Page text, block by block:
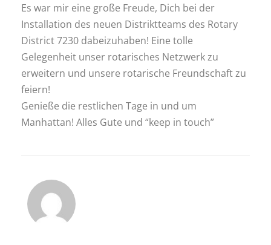
Es war mir eine große Freude, Dich bei der
Installation des neuen Distriktteams des Rotary
District 7230 dabeizuhaben! Eine tolle
Gelegenheit unser rotarisches Netzwerk zu
erweitern und unsere rotarische Freundschaft zu
feiern!
Genieße die restlichen Tage in und um
Manhattan! Alles Gute und “keep in touch”